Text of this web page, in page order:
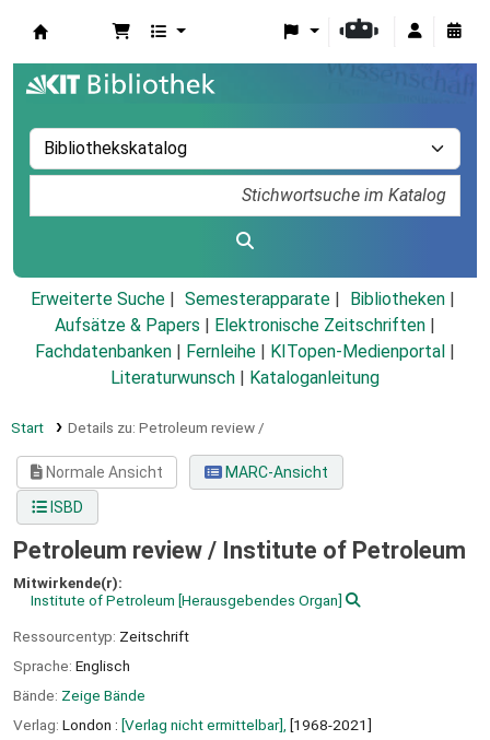
Erweiterte Suche Semesterapparate
Bibliotheken
Aufsätze & Papers
Elektronische Zeitschriften
Fachdatenbanken
Fernleihe KITopen-Medienportal
Literaturwunsch
Kataloganleitung
Start Details zu: Petroleum review /
Normale Ansicht
MARC-Ansicht
ISBD
Petroleum review / Institute of Petroleum
Mitwirkende(r):
Institute of Petroleum [Herausgebendes Organ]
Ressourcentyp: Zeitschrift
Sprache: Englisch
Bände: Zeige Bände
Verlag: London : [Verlag nicht ermittelbar], [1968-2021]